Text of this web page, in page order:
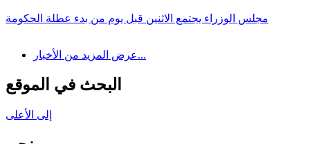
مجلس الوزراء يجتمع الاثنين قبل يوم من بدء عطلة الحكومة
عرض المزيد من الأخبار...
البحث في الموقع
إلى الأعلى